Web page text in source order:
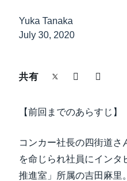
出張・経費管理トレンド
サステナビリティ
Yuka Tanaka
July 30, 2020
共有
【前回までのあらすじ】
コンカー社長の四街道さ
を命じられ社員にインタ
推進室」所属の吉田麻里。